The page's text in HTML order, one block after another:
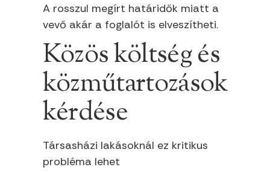
A rosszul megírt határidők miatt a
vevő akár a foglalót is elveszítheti.
Közös költség és
közműtartozások
kérdése
Társasházi lakásoknál ez kritikus
probléma lehet